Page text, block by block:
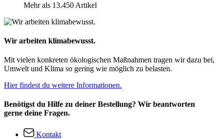
Mehr als 13.450 Artikel
Wir arbeiten klimabewusst.
Mit vielen konkreten ökologischen Maßnahmen tragen wir dazu bei,
Umwelt und Klima so gering wie möglich zu belasten.
Hier findest du weitere Informationen.
Benötigst du Hilfe zu deiner Bestellung? Wir beantworten
gerne deine Fragen.
Kontakt